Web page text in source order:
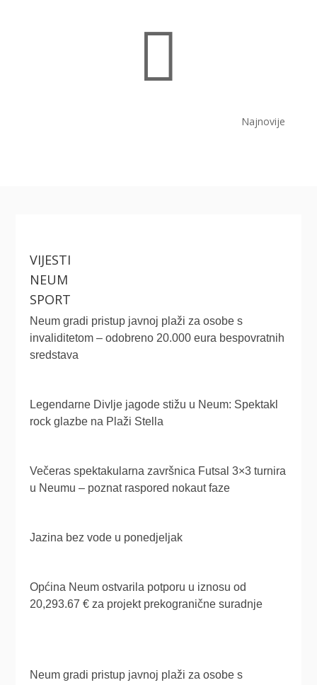

Najnovije
VIJESTI
NEUM
SPORT
Neum gradi pristup javnoj plaži za osobe s
invaliditetom – odobreno 20.000 eura bespovratnih
sredstava
Legendarne Divlje jagode stižu u Neum: Spektakl
rock glazbe na Plaži Stella
Večeras spektakularna završnica Futsal 3×3 turnira
u Neumu – poznat raspored nokaut faze
Jazina bez vode u ponedjeljak
Općina Neum ostvarila potporu u iznosu od
20,293.67 € za projekt prekogranične suradnje
Neum gradi pristup javnoj plaži za osobe s